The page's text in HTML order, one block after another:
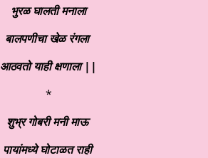
भुरळ घालती मनाला
बालपणीचा खेळ रंगला
आठवतो याही क्षणाला ||
*
शुभ्र गोबरी मनी माऊ
पायांमध्ये घोटाळत राही